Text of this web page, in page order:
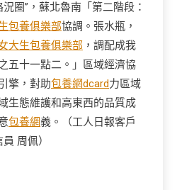
圈”，蘇北魯南「第二階段：
包養俱樂部協調。張水瓶，
大生包養俱樂部 ，調配成我
五十一點二。」區域經濟協
擎，對助包養網dcard力區域
生態維護和高東西的品質成
包養網義。（工人日報客戶
周佩）